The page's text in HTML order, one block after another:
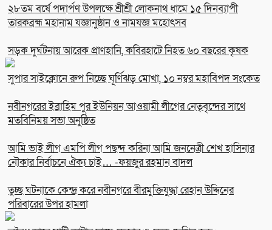
২৮তম বর্ষে পদার্পণ উপলক্ষে শ্রীশ্রী লোকনাথ ধামে ১৫ দিনব্যাপী
তারকব্রহ্ম মহানাম যজ্ঞানুষ্ঠান ও নামযজ্ঞ মহোৎসব
সড়ক দুর্ঘটনায় আরেক প্রাণহানি, কবিরহাটে নিহত ৬০ বছরের কৃষক
সুপার সাইক্লোনে রুপ নিচ্ছে ঘূর্ণিঝড় মোখা, ১০ নম্বর মহাবিপদ সংকেত
নবীনগরের ইব্রাহিম পুর ইউনিয়ন আওয়ামী লীগের নেতৃবৃন্দের সাথে
মতবিনিময় সভা অনুষ্ঠিত
আমি ভাই লীগ এমপি লীগ পছন্দ করিনা আমি জননেত্রী শেখ হাসিনার
নৌকার নির্বাচনে ঐক্য চাই… -ফয়জুর রহমান বাদল
তুচ্ছ ঘটনাকে কেন্দ্র করে নবীনগরে বীরমুক্তিযুদ্ধা রেহান উদ্দিনের
পরিবারের উপর হামলা